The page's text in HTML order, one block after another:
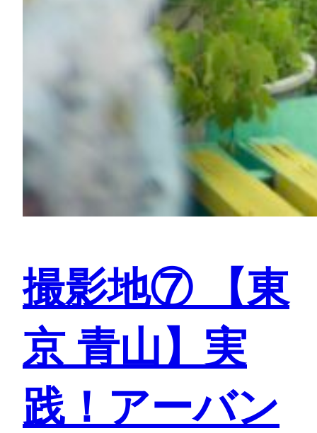
撮影地⑦ 【東
京 青山】実
践！アーバン